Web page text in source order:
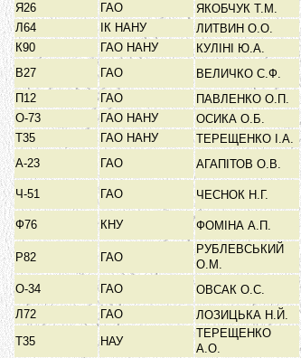
Я26
ГАО ЯКОБЧУК Т.М.
Л64
ІК НАНУ ЛИТВИН О.О.
К90
ГАО НАНУ КУЛІНІ Ю.А.
В27
ГАО ВЕЛИЧКО С.Ф.
П12
ГАО ПАВЛЕНКО О.П.
О-73
ГАО НАНУ ОСИКА О.Б.
Т35
ГАО НАНУ ТЕРЕЩЕНКО І.А.
А-23
ГАО АГАПІТОВ О.В.
Ч-51 ГАО ЧЕСНОК Н.Г.
Ф76 КНУ ФОМІНА А.П.
Р82 ГАО
РУБЛЕВСЬКИЙ
О.М.
О-34 ГАО ОВСАК О.С.
Л72
ГАО ЛОЗИЦЬКА Н.Й.
Т35
НАУ
ТЕРЕЩЕНКО
А.О.